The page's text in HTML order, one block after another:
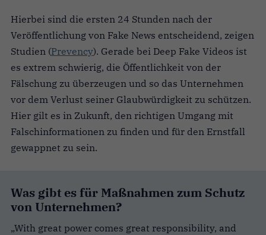
Hierbei sind die ersten 24 Stunden nach der
Veröffentlichung von Fake News entscheidend, zeigen
Studien (Prevency). Gerade bei Deep Fake Videos ist
es extrem schwierig, die Öffentlichkeit von der
Fälschung zu überzeugen und so das Unternehmen
vor dem Verlust seiner Glaubwürdigkeit zu schützen.
Hier gilt es in Zukunft, den richtigen Umgang mit
Falschinformationen zu finden und für den Ernstfall
gewappnet zu sein.
Was gibt es für Maßnahmen zum Schutz
von Unternehmen?
„With great power comes great responsibility, and